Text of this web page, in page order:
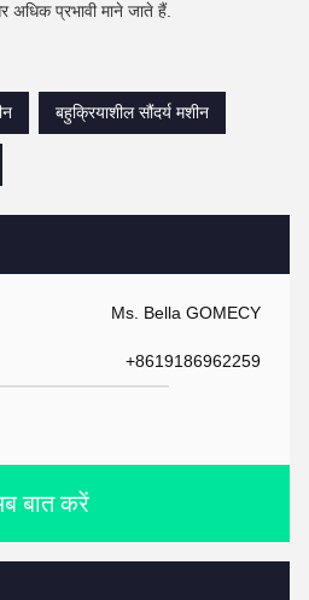
Ms. Bella GOMECY
+8619186962259
बात करें
प्रभावी माने जाते हैं.
बहुक्रियाशील सौंदर्य मशीन